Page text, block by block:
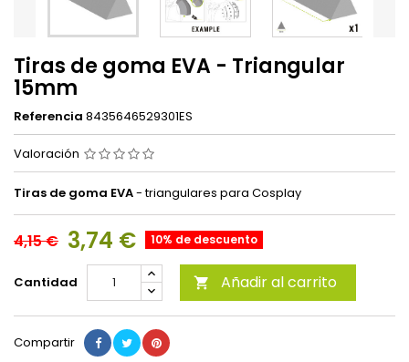
Tiras de goma EVA - Triangular
15mm
Referencia 8435646529301ES
Valoración
Tiras de goma EVA- triangulares para Cosplay
4,15 € 3,74 € 10% de descuento
Cantidad  Añadir al carrito
Compartir